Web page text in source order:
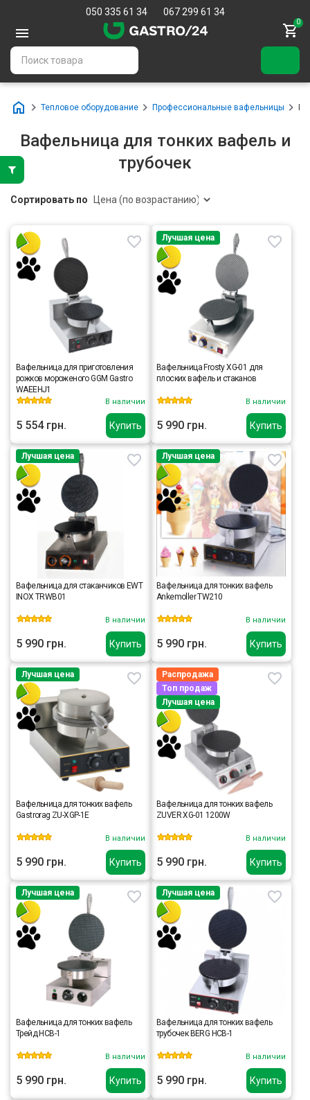
050 335 61 34 067 299 61 34
0
Тепловое оборудование Профессиональные вафельницы
Вафельница для тонких вафель и
трубочек
Сортировать по
Купить
Вафельница для приготовления
рожков мороженого GGM Gastro
WAEEHJ1
В наличии
5 554 грн. Купить
Лучшая цена
Вафельница Frosty XG-01 для
плоских вафель и стаканов
В наличии
5 990 грн.
Купить
Лучшая цена
Вафельница для стаканчиков EWT
INOX TRWB01
В наличии
5 990 грн. Купить
Лучшая цена
Вафельница для тонких вафель
Ankemoller TW210
В наличии
5 990 грн.
Купить
Лучшая цена
Вафельница для тонких вафель
Gastrorag ZU-XGP-1E
В наличии
5 990 грн. Купить
Распродажа
Топ продаж
Лучшая цена
Вафельница для тонких вафель
ZUVER XG-01 1200W
В наличии
5 990 грн.
Купить
Лучшая цена
Вафельница для тонких вафель
Трейд HCB-1
В наличии
5 990 грн. Купить
Лучшая цена
Вафельница для тонких вафель
трубочек BERG HCB-1
В наличии
5 990 грн.